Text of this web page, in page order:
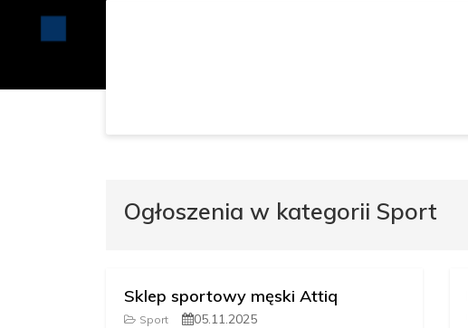
Ogłoszenia w kategorii Sport
Sklep sportowy męski Attiq
Sport 05.11.2025